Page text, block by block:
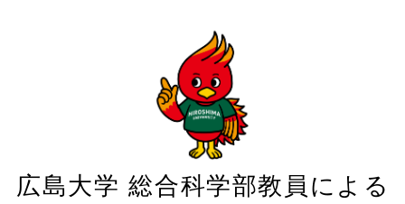
広島大学 総合科学部教員による